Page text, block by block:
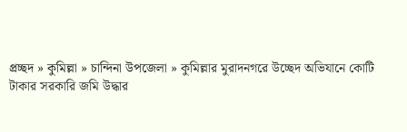
প্রচ্ছদ»কুমিল্লা »চান্দিনা উপজেলা »কুমিল্লার মুরাদনগরে উচ্ছেদ অভিযানে কোটি
টাকার সরকারি জমি উদ্ধার